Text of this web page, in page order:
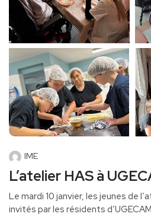
IME
L’atelier HAS à
Le mardi 10 janvier, les jeunes de
invités par les résidents d’UGECAM